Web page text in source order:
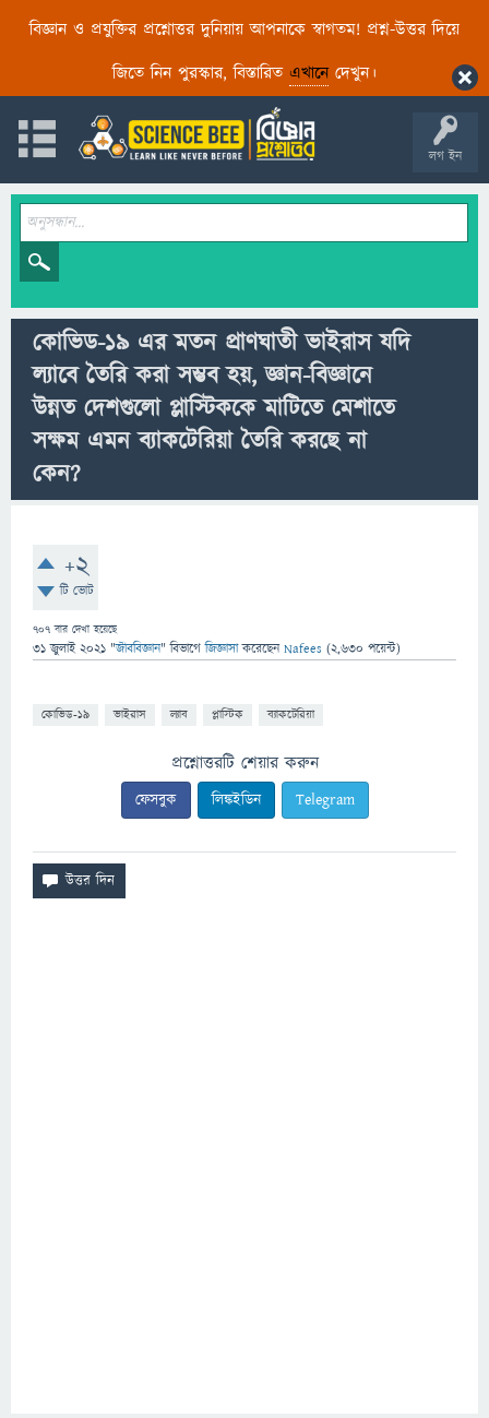
বিজ্ঞান ও প্রযুক্তির প্রশ্নোত্তর দুনিয়ায় আপনাকে স্বাগতম! প্রশ্ন-উত্তর দিয়ে
জিতে নিন পুরস্কার, বিস্তারিত এখানেদেখুন।
লগ ইন
কোভিড-১৯ এর মতন প্রাণঘাতী ভাইরাস যদি
ল্যাবে তৈরি করা সম্ভব হয়, জ্ঞান-বিজ্ঞানে
উন্নত দেশগুলো প্লাস্টিককে মাটিতে মেশাতে
সক্ষম এমন ব্যাকটেরিয়া তৈরি করছে না
কেন?
+2
টি ভোট
707 বার দেখা হয়েছে
31 জুলাই 2021 "জীববিজ্ঞান" বিভাগে জিজ্ঞাসাকরেছেনNafees (2,630 পয়েন্ট)
কোভিড-১৯ ভাইরাস ল্যাব প্লাস্টিক ব্যাকটেরিয়া
প্রশ্নোত্তরটি শেয়ার করুন
ফেসবুক লিঙ্কইডিন Telegram